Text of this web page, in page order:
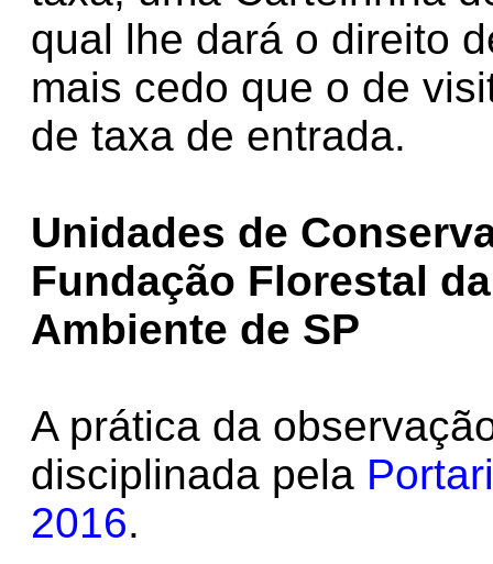
qual lhe dará o direito
mais cedo que o de
de taxa de entrada.
Unidades de
Fundação Florestal
Ambiente de SP
A prática da
disciplinada pela
2016.